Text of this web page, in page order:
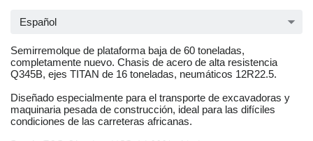
Español
Semirremolque de plataforma baja de 60 toneladas,
completamente nuevo. Chasis de acero de alta resistencia
Q345B, ejes TITAN de 16 toneladas, neumáticos 12R22.5.
Diseñado especialmente para el transporte de excavadoras y
maquinaria pesada de construcción, ideal para las difíciles
condiciones de las carreteras africanas.